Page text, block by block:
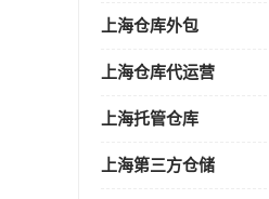
上海仓库外包
上海仓库代运营
上海托管仓库
上海第三方仓储